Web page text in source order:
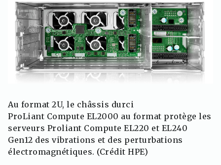
Au format 2U, le châssis durci
ProLiant Compute EL2000 au format protège les
serveurs Proliant Compute EL220 et EL240
Gen12 des vibrations et des perturbations
électromagnétiques. (Crédit HPE)